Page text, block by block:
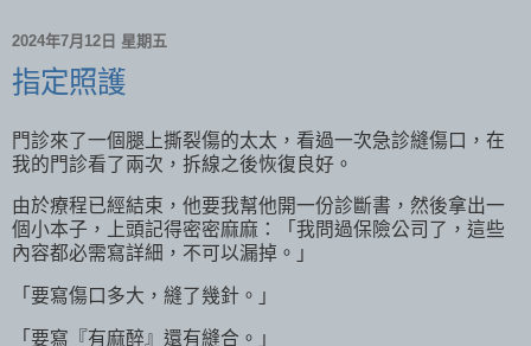
2024年7月12日 星期五
指定照護
門診來了一個腿上撕裂傷的太太，看過一次急診縫傷口，在
我的門診看了兩次，拆線之後恢復良好。
由於療程已經結束，他要我幫他開一份診斷書，然後拿出一
個小本子，上頭記得密密麻麻：「我問過保險公司了，這些
內容都必需寫詳細，不可以漏掉。」
「要寫傷口多大，縫了幾針。」
「要寫『有麻醉』還有縫合。」